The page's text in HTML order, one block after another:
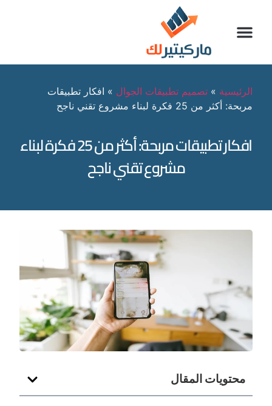
الرئيسية » تصميم تطبيقات الجوال » افكار تطبيقات
مربحة: أكثر من 25 فكرة لبناء مشروع تقني ناجح
افكار تطبيقات مربحة: أكثر من 25 فكرة لبناء
مشروع تقني ناجح
محتويات المقال